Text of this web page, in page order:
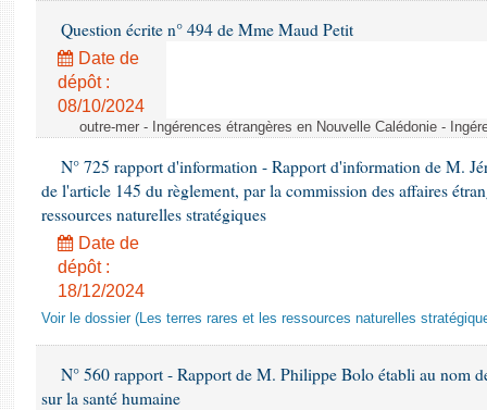
Question écrite n° 494 de Mme Maud Petit
Date de
dépôt :
08/10/2024
outre-mer - Ingérences étrangères en Nouvelle Calédonie -
N° 725 rapport d'information - Rapport d'information de M.
de l'article 145 du règlement, par la commission des affaires
ressources naturelles stratégiques
Date de
dépôt :
18/12/2024
Voir le dossier (Les terres rares et les ressources naturelles
N° 560 rapport - Rapport de M. Philippe Bolo établi au nom
sur la santé humaine